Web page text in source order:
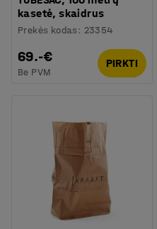
kasetė, skaidrus
Prekės kodas : 23354
69.-€
Be PVM
PIRKTI